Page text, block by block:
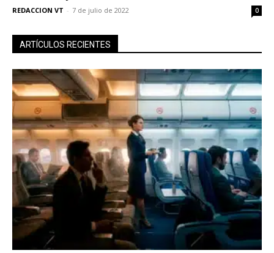
No te pierdas de las
últimas noticias
REDACCION VT - 7 de julio de 2022 0
ARTÍCULOS RECIENTES